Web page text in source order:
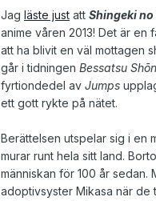
Jag läste just att Shingeki no
anime våren 2013! Det är en
att ha blivit en väl mottagen
går i tidningen Bessatsu
fyrtiondedel av Jumps
ett gott rykte på nätet.
Berättelsen utspelar sig i en
murar runt hela sitt land.
människan för 100 år sedan.
adoptivsyster Mikasa när de